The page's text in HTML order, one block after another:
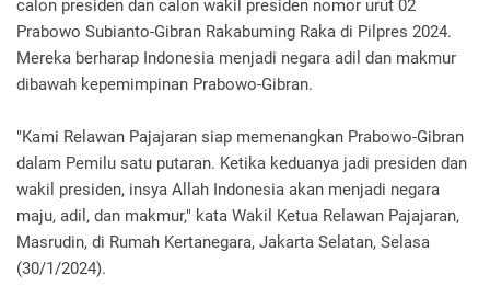
calon presiden dan calon wakil presiden nomor urut 02
Prabowo Subianto-Gibran Rakabuming Raka di Pilpres 2024.
Mereka berharap Indonesia menjadi negara adil dan makmur
dibawah kepemimpinan Prabowo-Gibran.
"Kami Relawan Pajajaran siap memenangkan Prabowo-Gibran
dalam Pemilu satu putaran. Ketika keduanya jadi presiden dan
wakil presiden, insya Allah Indonesia akan menjadi negara
maju, adil, dan makmur," kata Wakil Ketua Relawan Pajajaran,
Masrudin, di Rumah Kertanegara, Jakarta Selatan, Selasa
(30/1/2024).